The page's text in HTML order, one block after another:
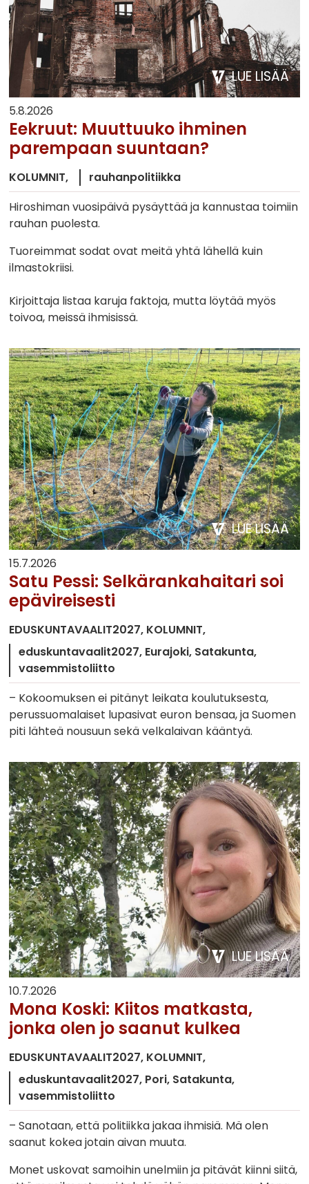
LUE LISÄÄ
5.8.2026
Eekruut: Muuttuuko ihminen
parempaan suuntaan?
KOLUMNIT
rauhanpolitiikka
Hiroshiman vuosipäivä pysäyttää ja kannustaa toimiin
rauhan puolesta.
Tuoreimmat sodat ovat meitä yhtä lähellä kuin
ilmastokriisi.
Kirjoittaja listaa karuja faktoja, mutta löytää myös
toivoa, meissä ihmisissä.
LUE LISÄÄ
15.7.2026
Satu Pessi: Selkärankahaitari soi
epävireisesti
EDUSKUNTAVAALIT2027 KOLUMNIT
eduskuntavaalit2027 Eurajoki Satakunta
vasemmistoliitto
– Kokoomuksen ei pitänyt leikata koulutuksesta,
perussuomalaiset lupasivat euron bensaa, ja Suomen
piti lähteä nousuun sekä velkalaivan kääntyä.
LUE LISÄÄ
10.7.2026
Mona Koski: Kiitos matkasta,
jonka olen jo saanut kulkea
EDUSKUNTAVAALIT2027 KOLUMNIT
eduskuntavaalit2027 Pori Satakunta
vasemmistoliitto
– Sanotaan, että politiikka jakaa ihmisiä. Mä olen
saanut kokea jotain aivan muuta.
Monet uskovat samoihin unelmiin ja pitävät kiinni siitä,